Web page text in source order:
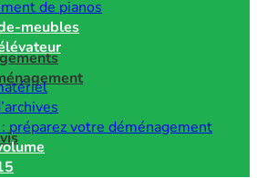
de pianos
meubles
préparez votre déménagement